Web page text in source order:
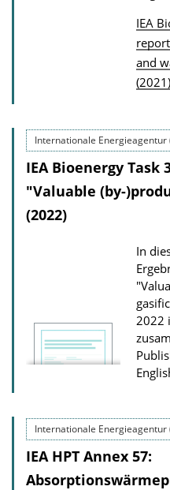
d
s
P
u
b
i
c
a
t
n
D
o
w
n
l
a
d
s
IEA
and
(2021)
Internationale Energieagentur
IEA Bioenergy Task
"Valuable (by-
(2022)
In
2022
Internationale Energieagentur
IEA HPT Annex 57: